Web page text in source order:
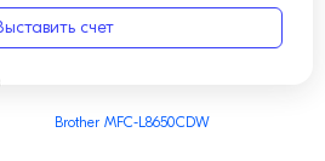
счет
Brother MFC-L8650CDW